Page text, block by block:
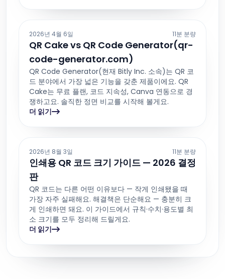
2026년 4월 6일 11분 분량
QR Cake vs QR Code Generator(qr-
code-generator.com)
QR Code Generator(현재 Bitly Inc. 소속)는 QR 코
드 분야에서 가장 넓은 기능을 갖춘 제품이에요. QR
Cake는 무료 플랜, 코드 지속성, Canva 연동으로 경
쟁하고요. 솔직한 정면 비교를 시작해 볼게요.
더 읽기
2026년 8월 3일 11분 분량
인쇄용 QR 코드 크기 가이드 — 2026 결정
판
QR 코드는 다른 어떤 이유보다 — 작게 인쇄됐을 때
가장 자주 실패해요. 해결책은 단순해요 — 충분히 크
게 인쇄하면 돼요. 이 가이드에서 규칙·수치·용도별 최
소 크기를 모두 정리해 드릴게요.
더 읽기